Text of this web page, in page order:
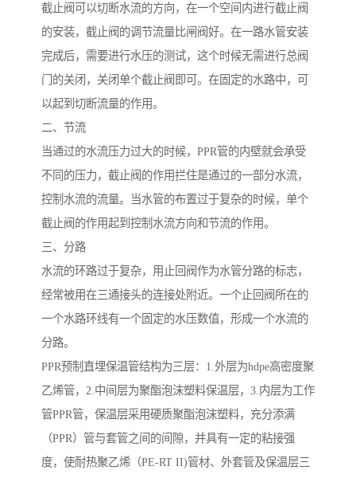
截止阀可以切断水流的方向，在一个空间内进行截止阀
的安装，截止阀的调节流量比闸阀好。在一路水管安装
完成后，需要进行水压的测试，这个时候无需进行总阀
门的关闭，关闭单个截止阀即可。在固定的水路中，可
以起到切断流量的作用。
二、节流
当通过的水流压力过大的时候，PPR管的内壁就会承受
不同的压力，截止阀的作用拦住是通过的一部分水流，
控制水流的流量。当水管的布置过于复杂的时候，单个
截止阀的作用起到控制水流方向和节流的作用。
三、分路
水流的环路过于复杂，用止回阀作为水管分路的标志，
经常被用在三通接头的连接处附近。一个止回阀所在的
一个水路环线有一个固定的水压数值，形成一个水流的
分路。
PPR预制直埋保温管结构为三层：1.外层为hdpe高密度聚
乙烯管，2.中间层为聚酯泡沫塑料保温层，3.内层为工作
管PPR管，保温层采用硬质聚酯泡沫塑料，充分添满
（PPR）管与套管之间的间隙，并具有一定的粘接强
度，使耐热聚乙烯（PE-RT II)管材、外套管及保温层三